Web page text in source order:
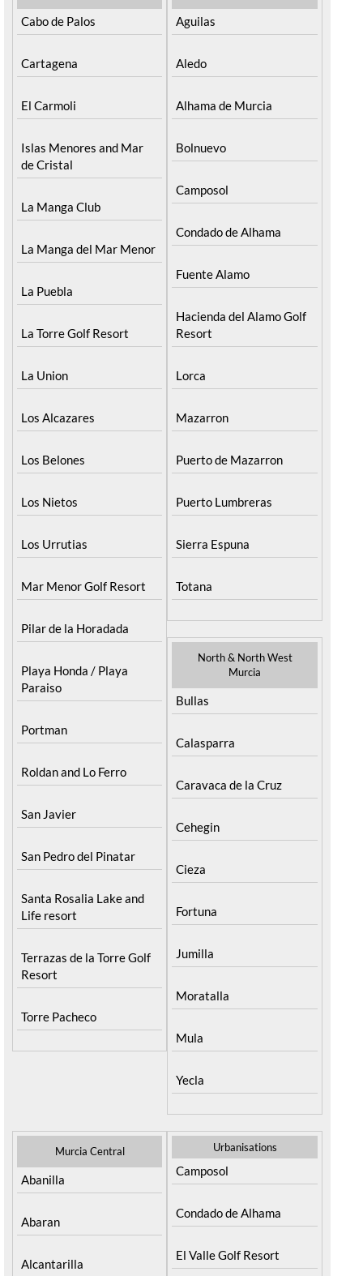
Cabo de Palos
Cartagena
El Carmoli
Islas Menores and Mar
de Cristal
La Manga Club
La Manga del Mar Menor
La Puebla
La Torre Golf Resort
La Union
Los Alcazares
Los Belones
Los Nietos
Los Urrutias
Mar Menor Golf Resort
Pilar de la Horadada
Playa Honda / Playa
Paraiso
Portman
Roldan and Lo Ferro
San Javier
San Pedro del Pinatar
Santa Rosalia Lake and
Life resort
Terrazas de la Torre Golf
Resort
Torre Pacheco
Aguilas
Aledo
Alhama de Murcia
Bolnuevo
Camposol
Condado de Alhama
Fuente Alamo
Hacienda del Alamo Golf
Resort
Lorca
Mazarron
Puerto de Mazarron
Puerto Lumbreras
Sierra Espuna
Totana
North & North West
Murcia
Bullas
Calasparra
Caravaca de la Cruz
Cehegin
Cieza
Fortuna
Jumilla
Moratalla
Mula
Yecla
Murcia Central
Abanilla
Abaran
Alcantarilla
Urbanisations
Camposol
Condado de Alhama
El Valle Golf Resort